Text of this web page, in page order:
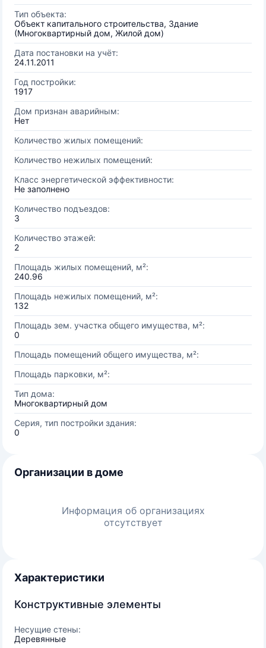
Тип объекта:
Объект капитального строительства, Здание
(Многоквартирный дом, Жилой дом)
Дата постановки на учёт:
24.11.2011
Год постройки:
1917
Дом признан аварийным:
Нет
Количество жилых помещений:
Количество нежилых помещений:
Класс энергетической эффективности:
Не заполнено
Количество подъездов:
3
Количество этажей:
2
Площадь жилых помещений, м²:
240.96
Площадь нежилых помещений, м²:
132
Площадь зем. участка общего имущества, м²:
0
Площадь помещений общего имущества, м²:
Площадь парковки, м²:
Тип дома:
Многоквартирный дом
Серия, тип постройки здания:
0
Организации в доме
Информация об организациях
отсутствует
Характеристики
Конструктивные элементы
Несущие стены:
Деревянные